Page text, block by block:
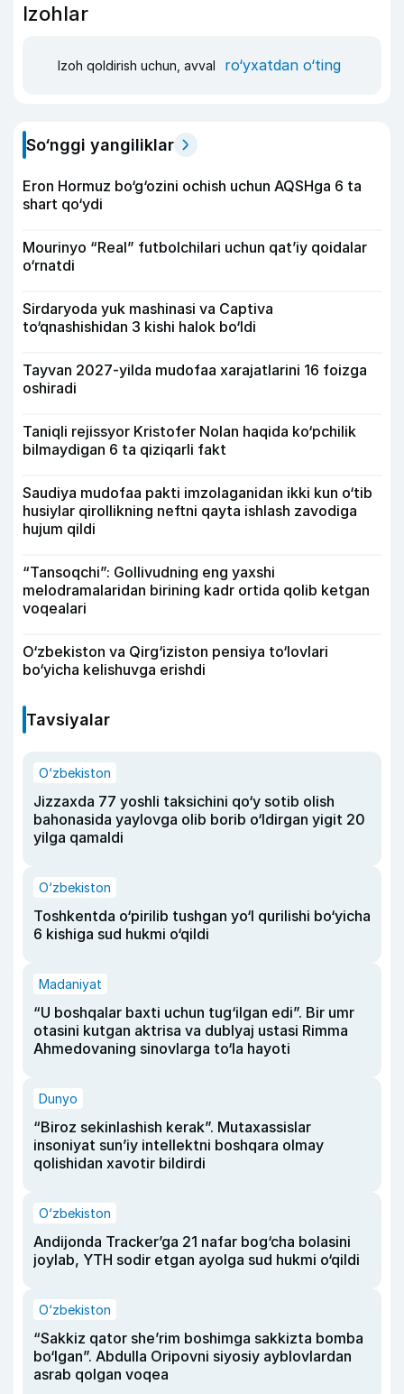
Izohlar
Izoh qoldirish uchun, avval ro‘yxatdan o‘ting
So‘nggi yangiliklar
Eron Hormuz bo‘g‘ozini ochish uchun AQSHga 6 ta
shart qo‘ydi
Mourinyo “Real” futbolchilari uchun qat’iy qoidalar
o‘rnatdi
Sirdaryoda yuk mashinasi va Captiva
to‘qnashishidan 3 kishi halok bo‘ldi
Tayvan 2027-yilda mudofaa xarajatlarini 16 foizga
oshiradi
Taniqli rejissyor Kristofer Nolan haqida ko‘pchilik
bilmaydigan 6 ta qiziqarli fakt
Saudiya mudofaa pakti imzolaganidan ikki kun o‘tib
husiylar qirollikning neftni qayta ishlash zavodiga
hujum qildi
“Tansoqchi”: Gollivudning eng yaxshi
melodramalaridan birining kadr ortida qolib ketgan
voqealari
O‘zbekiston va Qirg‘iziston pensiya to‘lovlari
bo‘yicha kelishuvga erishdi
Tavsiyalar
O‘zbekiston
Jizzaxda 77 yoshli taksichini qo‘y sotib olish
bahonasida yaylovga olib borib o‘ldirgan yigit 20
yilga qamaldi
O‘zbekiston
Toshkentda o‘pirilib tushgan yo‘l qurilishi bo‘yicha
6 kishiga sud hukmi o‘qildi
Madaniyat
“U boshqalar baxti uchun tug‘ilgan edi”. Bir umr
otasini kutgan aktrisa va dublyaj ustasi Rimma
Ahmedovaning sinovlarga to‘la hayoti
Dunyo
“Biroz sekinlashish kerak”. Mutaxassislar
insoniyat sun’iy intellektni boshqara olmay
qolishidan xavotir bildirdi
O‘zbekiston
Andijonda Tracker’ga 21 nafar bog‘cha bolasini
joylab, YTH sodir etgan ayolga sud hukmi o‘qildi
O‘zbekiston
“Sakkiz qator she’rim boshimga sakkizta bomba
bo‘lgan”. Abdulla Oripovni siyosiy ayblovlardan
asrab qolgan voqea